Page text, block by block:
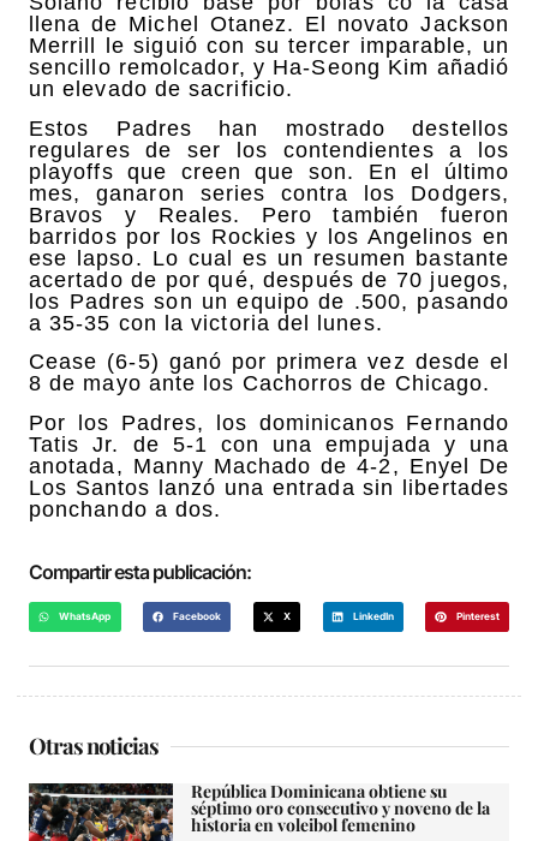
llena de Michel Otanez. El novato Jackson
Merrill le siguió con su tercer imparable, un
sencillo remolcador, y Ha-Seong Kim añadió
un elevado de sacrificio.
Estos Padres han mostrado destellos
regulares de ser los contendientes a los
playoffs que creen que son. En el último
mes, ganaron series contra los Dodgers,
Bravos y Reales. Pero también fueron
barridos por los Rockies y los Angelinos en
ese lapso. Lo cual es un resumen bastante
acertado de por qué, después de 70 juegos,
los Padres son un equipo de .500, pasando
a 35-35 con la victoria del lunes.
Cease (6-5) ganó por primera vez desde el
8 de mayo ante los Cachorros de Chicago.
Por los Padres, los dominicanos Fernando
Tatis Jr. de 5-1 con una empujada y una
anotada, Manny Machado de 4-2, Enyel De
Los Santos lanzó una entrada sin libertades
ponchando a dos.
Compartir esta publicación:
WhatsApp Facebook X LinkedIn Pinterest
Otras noticias
República Dominicana obtiene su
séptimo oro consecutivo y noveno de la
historia en voleibol femenino